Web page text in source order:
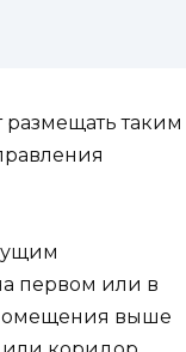
таким
первом или в
выше